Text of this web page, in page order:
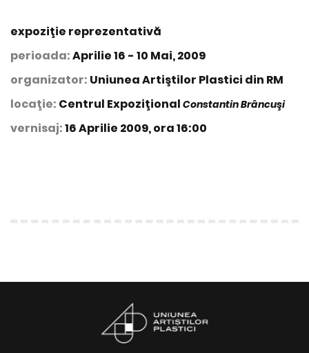
expoziţie reprezentativă
perioada:Aprilie 16 - 10 Mai, 2009
organizator: Uniunea Artiştilor Plastici din RM
locaţie: Centrul Expoziţional Constantin Brâncuşi
vernisaj:16 Aprilie 2009, ora 16:00